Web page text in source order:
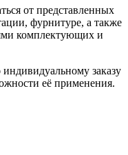
от представленных
фурнитуре, а также
комплектующих и
заказу
её применения.